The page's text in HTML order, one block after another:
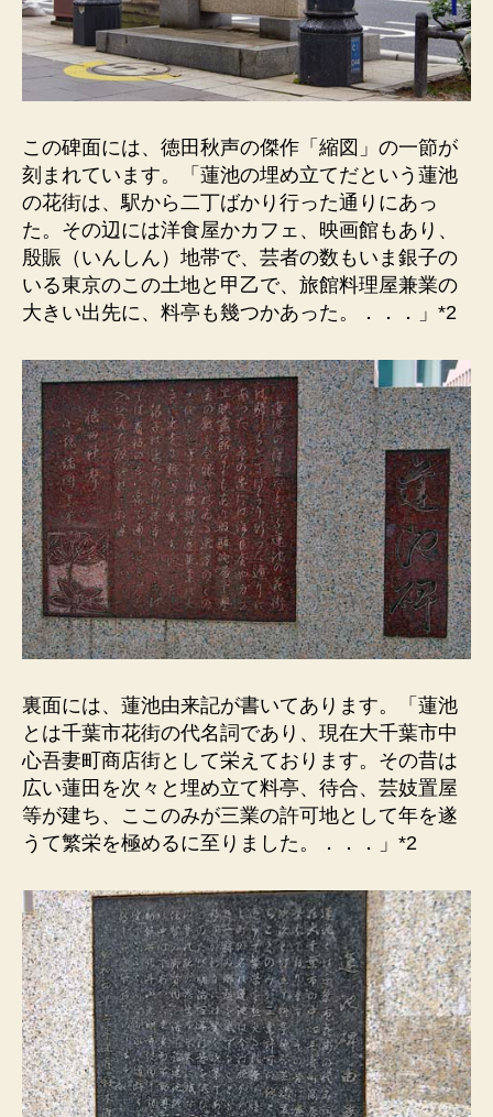
この碑面には、徳田秋声の傑作「縮図」の一節が
刻まれています。「蓮池の埋め立てだという蓮池
の花街は、駅から二丁ばかり行った通りにあっ
た。その辺には洋食屋かカフェ、映画館もあり、
殷賑（いんしん）地帯で、芸者の数もいま銀子の
いる東京のこの土地と甲乙で、旅館料理屋兼業の
大きい出先に、料亭も幾つかあった。．．．」*2
裏面には、蓮池由来記が書いてあります。「蓮池
とは千葉市花街の代名詞であり、現在大千葉市中
心吾妻町商店街として栄えております。その昔は
広い蓮田を次々と埋め立て料亭、待合、芸妓置屋
等が建ち、ここのみが三業の許可地として年を遂
うて繁栄を極めるに至りました。．．．」*2